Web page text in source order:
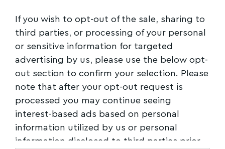
If you wish to opt-out of the sale, sharing to
third parties, or processing of your personal
or sensitive information for targeted
advertising by us, please use the below opt-
out section to confirm your selection. Please
note that after your opt-out request is
processed you may continue seeing
interest-based ads based on personal
information utilized by us or personal
information disclosed to third parties prior